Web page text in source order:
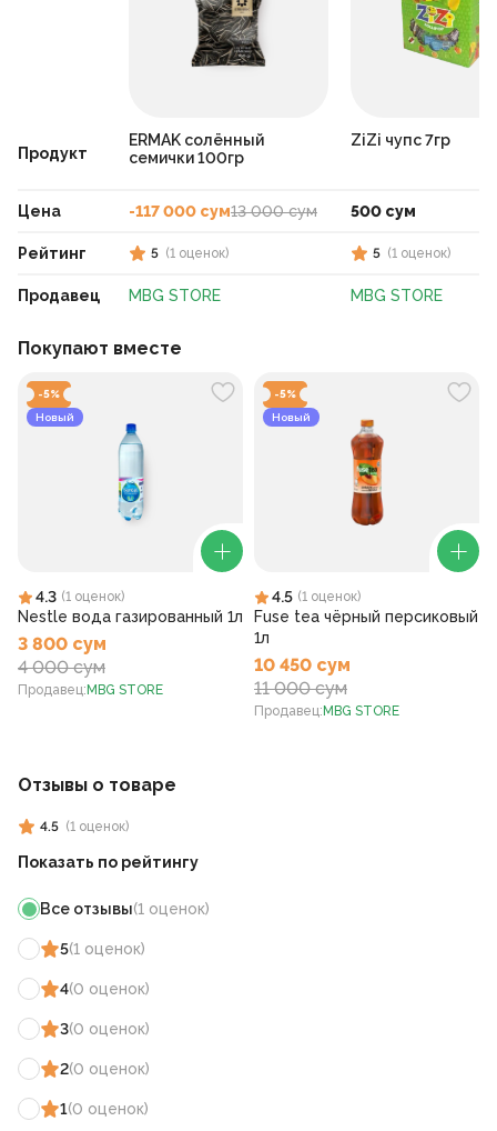
Продукт
Цена
Рейтинг
Продавец
ERMAK солённый
семички 100гр
-117 000 сум13 000 сум
5 (1 оценок)
MBG STORE
ZiZi чупс 7гр
500 сум
5 (1 оценок)
MBG STORE
Покупают вместе
-5%
Новый
4.3 (1 оценок)
Nestle вода газированный 1л
3 800 сум
4 000 сум
Продавец: MBG STORE
-5%
Новый
4.5 (1 оценок)
Fuse tea чёрный персиковый
1л
10 450 сум
11 000 сум
Продавец: MBG STORE
Отзывы о товаре
4.5 (1 оценок)
Показать по рейтингу
Все отзывы(1 оценок)
5(1 оценок)
4(0 оценок)
3(0 оценок)
2(0 оценок)
1(0 оценок)